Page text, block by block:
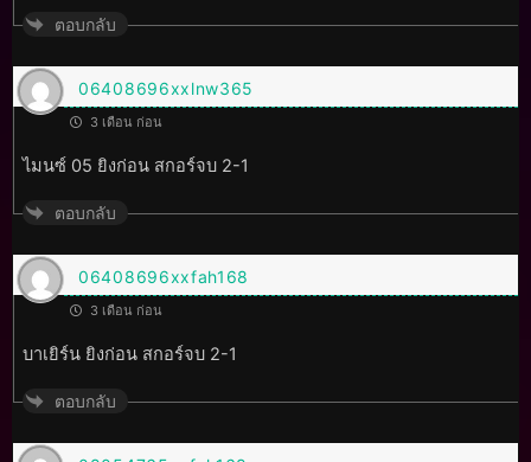
ตอบกลับ
06408696xxlnw365
3 เดือน ก่อน
ไมนซ์ 05 ยิงก่อน สกอร์จบ 2-1
ตอบกลับ
06408696xxfah168
3 เดือน ก่อน
บาเยิร์น ยิงก่อน สกอร์จบ 2-1
ตอบกลับ